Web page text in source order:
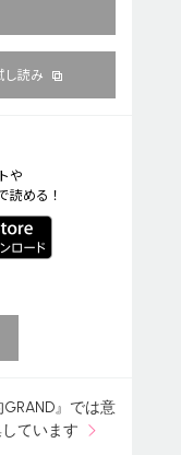
し読み
や
読める！
』では意
ています